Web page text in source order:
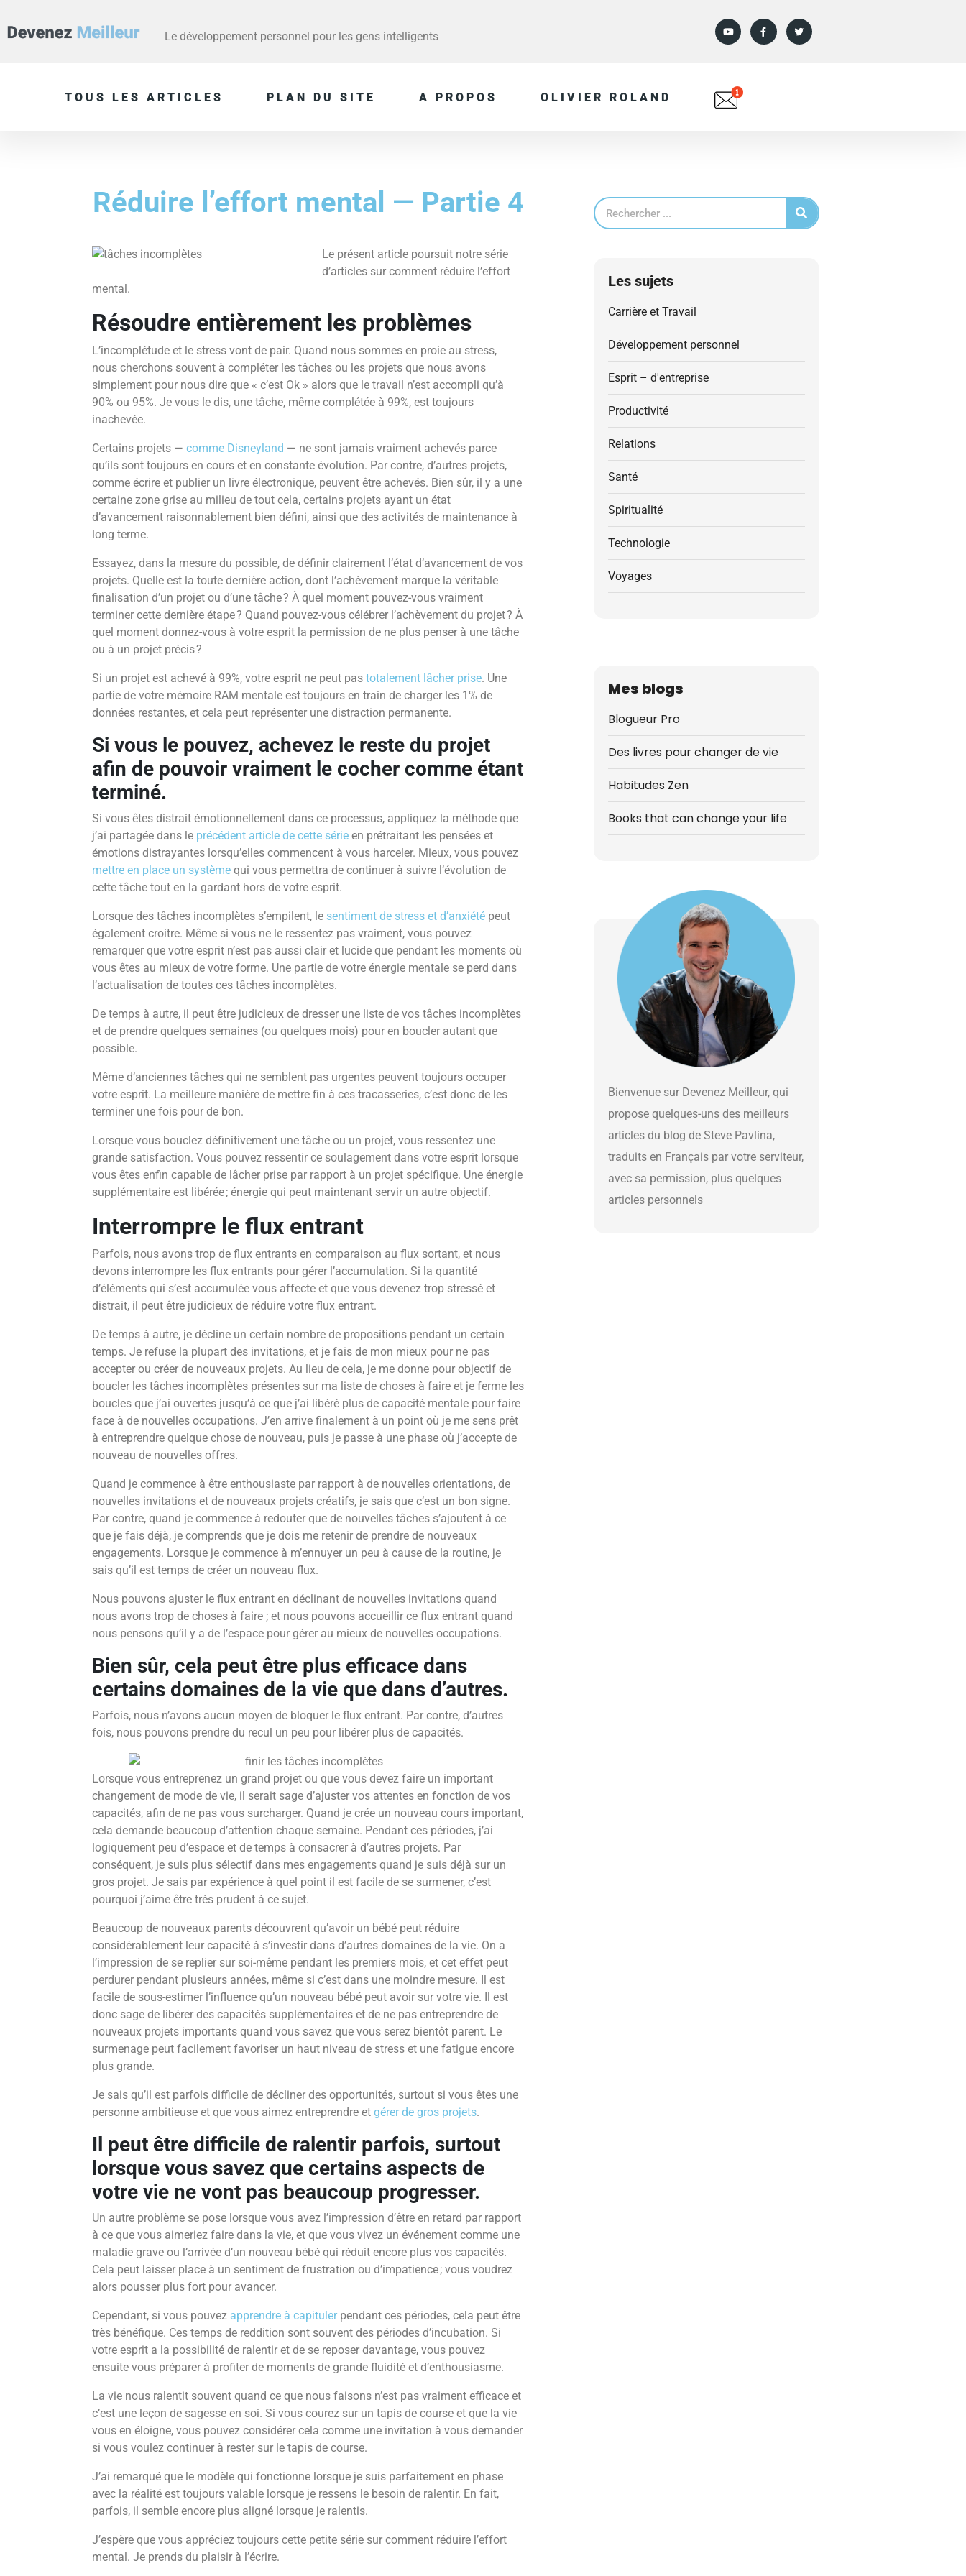
Le développement personnel pour les gens intelligents
TOUS LES ARTICLES PLAN DU SITE A PROPOS OLIVIER ROLAND
Réduire l’effort mental — Partie 4
Le présent article poursuit notre série
d’articles sur comment réduire l’effort
mental.
Résoudre entièrement les problèmes
L’incomplétude et le stress vont de pair. Quand nous sommes en proie au stress,
nous cherchons souvent à compléter les tâches ou les projets que nous avons
simplement pour nous dire que « c’est Ok » alors que le travail n’est accompli qu’à
90% ou 95%. Je vous le dis, une tâche, même complétée à 99%, est toujours
inachevée.
Certains projets — comme Disneyland — ne sont jamais vraiment achevés parce
qu’ils sont toujours en cours et en constante évolution. Par contre, d’autres projets,
comme écrire et publier un livre électronique, peuvent être achevés. Bien sûr, il y a une
certaine zone grise au milieu de tout cela, certains projets ayant un état
d’avancement raisonnablement bien défini, ainsi que des activités de maintenance à
long terme.
Essayez, dans la mesure du possible, de définir clairement l’état d’avancement de vos
projets. Quelle est la toute dernière action, dont l’achèvement marque la véritable
finalisation d’un projet ou d’une tâche ? À quel moment pouvez-vous vraiment
terminer cette dernière étape ? Quand pouvez-vous célébrer l’achèvement du projet ? À
quel moment donnez-vous à votre esprit la permission de ne plus penser à une tâche
ou à un projet précis ?
Si un projet est achevé à 99%, votre esprit ne peut pas totalement lâcher prise. Une
partie de votre mémoire RAM mentale est toujours en train de charger les 1% de
données restantes, et cela peut représenter une distraction permanente.
Si vous le pouvez, achevez le reste du projet
afin de pouvoir vraiment le cocher comme étant
terminé.
Si vous êtes distrait émotionnellement dans ce processus, appliquez la méthode que
j’ai partagée dans le précédent article de cette série en prétraitant les pensées et
émotions distrayantes lorsqu’elles commencent à vous harceler. Mieux, vous pouvez
mettre en place un système qui vous permettra de continuer à suivre l’évolution de
cette tâche tout en la gardant hors de votre esprit.
Lorsque des tâches incomplètes s’empilent, le sentiment de stress et d’anxiété peut
également croitre. Même si vous ne le ressentez pas vraiment, vous pouvez
remarquer que votre esprit n’est pas aussi clair et lucide que pendant les moments où
vous êtes au mieux de votre forme. Une partie de votre énergie mentale se perd dans
l’actualisation de toutes ces tâches incomplètes.
De temps à autre, il peut être judicieux de dresser une liste de vos tâches incomplètes
et de prendre quelques semaines (ou quelques mois) pour en boucler autant que
possible.
Même d’anciennes tâches qui ne semblent pas urgentes peuvent toujours occuper
votre esprit. La meilleure manière de mettre fin à ces tracasseries, c’est donc de les
terminer une fois pour de bon.
Lorsque vous bouclez définitivement une tâche ou un projet, vous ressentez une
grande satisfaction. Vous pouvez ressentir ce soulagement dans votre esprit lorsque
vous êtes enfin capable de lâcher prise par rapport à un projet spécifique. Une énergie
supplémentaire est libérée ; énergie qui peut maintenant servir un autre objectif.
Interrompre le flux entrant
Parfois, nous avons trop de flux entrants en comparaison au flux sortant, et nous
devons interrompre les flux entrants pour gérer l’accumulation. Si la quantité
d’éléments qui s’est accumulée vous affecte et que vous devenez trop stressé et
distrait, il peut être judicieux de réduire votre flux entrant.
De temps à autre, je décline un certain nombre de propositions pendant un certain
temps. Je refuse la plupart des invitations, et je fais de mon mieux pour ne pas
accepter ou créer de nouveaux projets. Au lieu de cela, je me donne pour objectif de
boucler les tâches incomplètes présentes sur ma liste de choses à faire et je ferme les
boucles que j’ai ouvertes jusqu’à ce que j’ai libéré plus de capacité mentale pour faire
face à de nouvelles occupations. J’en arrive finalement à un point où je me sens prêt
à entreprendre quelque chose de nouveau, puis je passe à une phase où j’accepte de
nouveau de nouvelles offres.
Quand je commence à être enthousiaste par rapport à de nouvelles orientations, de
nouvelles invitations et de nouveaux projets créatifs, je sais que c’est un bon signe.
Par contre, quand je commence à redouter que de nouvelles tâches s’ajoutent à ce
que je fais déjà, je comprends que je dois me retenir de prendre de nouveaux
engagements. Lorsque je commence à m’ennuyer un peu à cause de la routine, je
sais qu’il est temps de créer un nouveau flux.
Nous pouvons ajuster le flux entrant en déclinant de nouvelles invitations quand
nous avons trop de choses à faire ; et nous pouvons accueillir ce flux entrant quand
nous pensons qu’il y a de l’espace pour gérer au mieux de nouvelles occupations.
Bien sûr, cela peut être plus efficace dans
certains domaines de la vie que dans d’autres.
Parfois, nous n’avons aucun moyen de bloquer le flux entrant. Par contre, d’autres
fois, nous pouvons prendre du recul un peu pour libérer plus de capacités.
Lorsque vous entreprenez un grand projet ou que vous devez faire un important
changement de mode de vie, il serait sage d’ajuster vos attentes en fonction de vos
capacités, afin de ne pas vous surcharger. Quand je crée un nouveau cours important,
cela demande beaucoup d’attention chaque semaine. Pendant ces périodes, j’ai
logiquement peu d’espace et de temps à consacrer à d’autres projets. Par
conséquent, je suis plus sélectif dans mes engagements quand je suis déjà sur un
gros projet. Je sais par expérience à quel point il est facile de se surmener, c’est
pourquoi j’aime être très prudent à ce sujet.
Beaucoup de nouveaux parents découvrent qu’avoir un bébé peut réduire
considérablement leur capacité à s’investir dans d’autres domaines de la vie. On a
l’impression de se replier sur soi-même pendant les premiers mois, et cet effet peut
perdurer pendant plusieurs années, même si c’est dans une moindre mesure. Il est
facile de sous-estimer l’influence qu’un nouveau bébé peut avoir sur votre vie. Il est
donc sage de libérer des capacités supplémentaires et de ne pas entreprendre de
nouveaux projets importants quand vous savez que vous serez bientôt parent. Le
surmenage peut facilement favoriser un haut niveau de stress et une fatigue encore
plus grande.
Je sais qu’il est parfois difficile de décliner des opportunités, surtout si vous êtes une
personne ambitieuse et que vous aimez entreprendre et gérer de gros projets.
Il peut être difficile de ralentir parfois, surtout
lorsque vous savez que certains aspects de
votre vie ne vont pas beaucoup progresser.
Un autre problème se pose lorsque vous avez l’impression d’être en retard par rapport
à ce que vous aimeriez faire dans la vie, et que vous vivez un événement comme une
maladie grave ou l’arrivée d’un nouveau bébé qui réduit encore plus vos capacités.
Cela peut laisser place à un sentiment de frustration ou d’impatience ; vous voudrez
alors pousser plus fort pour avancer.
Cependant, si vous pouvez apprendre à capitulerpendant ces périodes, cela peut être
très bénéfique. Ces temps de reddition sont souvent des périodes d’incubation. Si
votre esprit a la possibilité de ralentir et de se reposer davantage, vous pouvez
ensuite vous préparer à profiter de moments de grande fluidité et d’enthousiasme.
La vie nous ralentit souvent quand ce que nous faisons n’est pas vraiment efficace et
c’est une leçon de sagesse en soi. Si vous courez sur un tapis de course et que la vie
vous en éloigne, vous pouvez considérer cela comme une invitation à vous demander
si vous voulez continuer à rester sur le tapis de course.
J’ai remarqué que le modèle qui fonctionne lorsque je suis parfaitement en phase
avec la réalité est toujours valable lorsque je ressens le besoin de ralentir. En fait,
parfois, il semble encore plus aligné lorsque je ralentis.
J’espère que vous appréciez toujours cette petite série sur comment réduire l’effort
mental. Je prends du plaisir à l’écrire.
Les sujets
Carrière et Travail
Développement personnel
Esprit – d'entreprise
Productivité
Relations
Santé
Spiritualité
Technologie
Voyages
Mes blogs
Blogueur Pro
Des livres pour changer de vie
Habitudes Zen
Books that can change your life
Bienvenue sur Devenez Meilleur, qui
propose quelques-uns des meilleurs
articles du blog de Steve Pavlina,
traduits en Français par votre serviteur,
avec sa permission, plus quelques
articles personnels